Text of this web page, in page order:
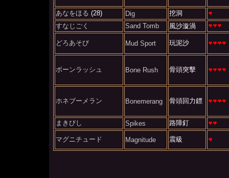
あなをほる (28) Dig
挖洞
すなじごく
Sand Tomb 風沙漩渦
どろあそび Mud Sport 玩泥沙
ボーンラッシュ Bone Rush 骨頭突擊
ホネブーメラン Bonemerang 骨頭回力鏢
まきびし Spikes 路障釘
マグニチュード Magnitude 震級